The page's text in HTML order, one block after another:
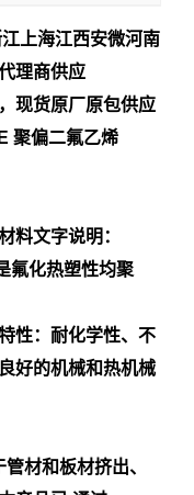
上海江西安微河南
理商供应
，现货原厂原包供应
聚偏二氟乙烯
料文字说明：
氟化热塑性均聚
性：耐化学性、不
好的机械和热机械
材和板材挤出、